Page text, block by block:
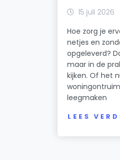
15 juli 2026
Hoe zorg je
netjes en
opgeleverd?
maar in de
kijken. Of het
leegmaken
LEES